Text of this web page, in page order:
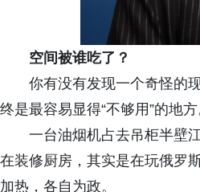
空间被谁吃了？
你有没有发现一个奇怪的
终是最容易显得“不够用”的地方
一台油烟机占去吊柜半壁
在装修厨房，其实是在玩俄罗
加热，各自为政。